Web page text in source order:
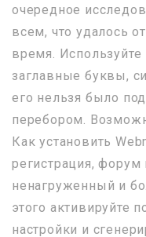
очередное
всем, что удалось
время.
заглавные буквы,
его нельзя было
перебором.
Как установить
регистрация, форум
ненагруженный и
этого активируйте
настройки и